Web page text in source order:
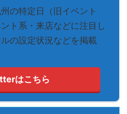
の特定日（旧イベント
ト系・来店などに注目し
の設定状況などを掲載
はこちら